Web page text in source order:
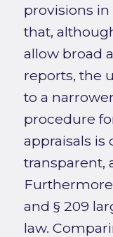
provisions in
that,
allow broad
reports, the
to a
procedure
appraisals is
transparent,
and § 209
law.